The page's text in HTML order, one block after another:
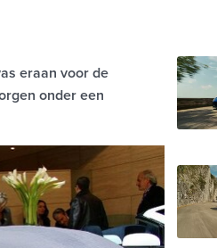
eraan voor de
onder een